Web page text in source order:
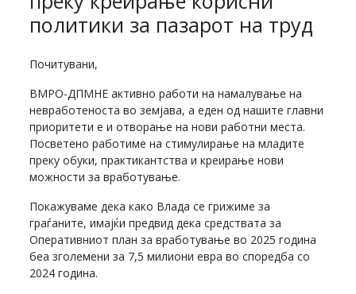
политики за пазарот на труд
Почитувани,
ВМРО-ДПМНЕ активно работи на намалување на
невработеноста во земјава, а еден од нашите главни
приоритети е и отворање на нови работни места.
Посветено работиме на стимулирање на младите
преку обуки, практикантства и креирање нови
можности за вработување.
Покажуваме дека како Влада се грижиме за
граѓаните, имајќи предвид дека средствата за
Оперативниот план за вработување во 2025 година
беа зголемени за 7,5 милиони евра во споредба со
2024 година.